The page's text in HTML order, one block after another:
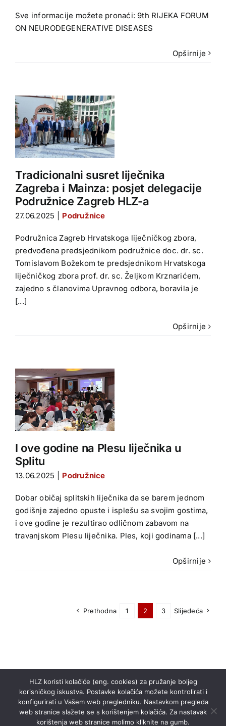
Sve informacije možete pronaći: 9th RIJEKA FORUM
ON NEURODEGENERATIVE DISEASES
Opširnije
Tradicionalni susret liječnika
Zagreba i Mainza: posjet delegacije
Podružnice Zagreb HLZ-a
27.06.2025 Podružnice
Podružnica Zagreb Hrvatskoga liječničkog zbora,
predvođena predsjednikom podružnice doc. dr. sc.
Tomislavom Božekom te predsjednikom Hrvatskoga
liječničkog zbora prof. dr. sc. Željkom Krznarićem,
zajedno s članovima Upravnog odbora, boravila je
[...]
Opširnije
I ove godine na Plesu liječnika u
Splitu
13.06.2025 Podružnice
Dobar običaj splitskih liječnika da se barem jednom
godišnje zajedno opuste i isplešu sa svojim gostima,
i ove godine je rezultirao odličnom zabavom na
travanjskom Plesu liječnika. Ples, koji godinama [...]
Opširnije
Prethodna 1 2 3 Slijedeća
HLZ koristi kolačiće (eng. cookies) za pružanje boljeg
korisničkog iskustva. Postavke kolačića možete kontrolirati i
konfigurirati u Vašem web pregledniku. Nastavkom pregleda
web stranice slažete se s korištenjem kolačića. Za nastavak
korištenja web stranice molimo kliknite na gumb.